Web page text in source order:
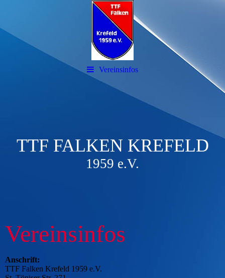
Vereinsinfos
TTF FALKEN KREFELD
1959 e.V.
Vereinsinfos
Anschrift:
TTF Falken Krefeld 1959 e.V.